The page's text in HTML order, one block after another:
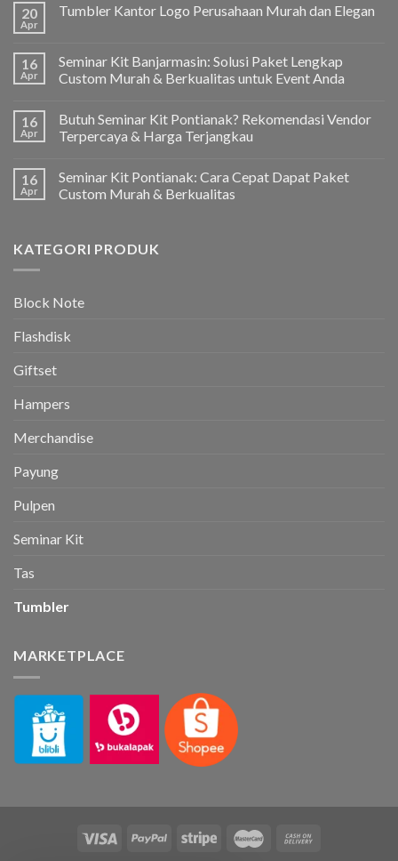
20
Apr
Tumbler Kantor Logo Perusahaan Murah dan Elegan
16
Apr
Seminar Kit Banjarmasin: Solusi Paket Lengkap
Custom Murah & Berkualitas untuk Event Anda
16
Apr
Butuh Seminar Kit Pontianak? Rekomendasi Vendor
Terpercaya & Harga Terjangkau
16
Apr
Seminar Kit Pontianak: Cara Cepat Dapat Paket
Custom Murah & Berkualitas
KATEGORI PRODUK
Block Note
Flashdisk
Giftset
Hampers
Merchandise
Payung
Pulpen
Seminar Kit
Tas
Tumbler
MARKETPLACE